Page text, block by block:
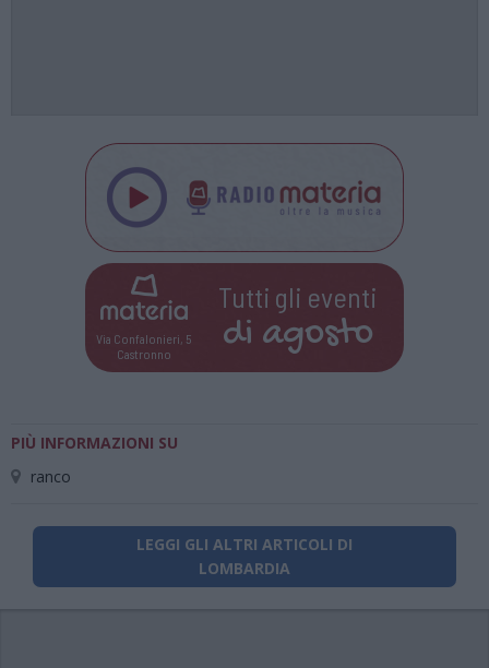
Via Confalonieri, 5
Castronno
Tutti gli eventi
di agosto
PIÙ INFORMAZIONI SU
ranco
LEGGI GLI ALTRI ARTICOLI DI
LOMBARDIA